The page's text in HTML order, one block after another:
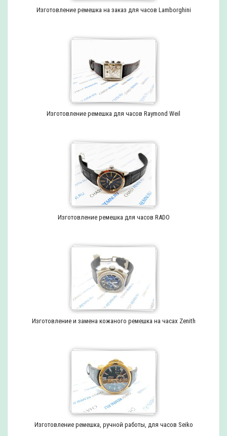
Изготовление ремешка на заказ для часов Lamborghini
Изготовление ремешка для часов Raymond Weil
Изготовление ремешка для часов RADO
Изготовление и замена кожаного ремешка на часах Zenith
Изготовление ремешка, ручной работы, для часов Seiko